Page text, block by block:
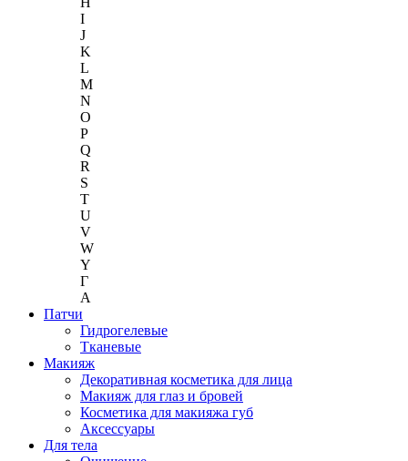
I
J
K
L
M
N
O
P
Q
R
S
T
U
V
W
Y
Г
A
Патчи
Гидрогелевые
Тканевые
Макияж
Декоративная косметика для лица
Макияж для глаз и бровей
Косметика для макияжа губ
Аксессуары
Для тела